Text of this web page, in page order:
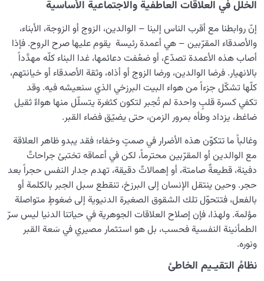
الخلل في العلاقات العاطفية والاجتماعية الأساسية
إنّ روابطنا مع أقرب الناس إلينا – الوالدين، الزوج أو الزوجة، الأبناء،
والأصدقاء المقرّبين – هي أعمدة رئيسة يقوم عليها صرح الروح. فإذا
أصاب هذه الأعمدة تصدّع، أو ضعُفت دعائمها، غدا البناء كلّه مهدَّداً
بالانهيار. فرضا الوالدين، ورضا الزوج أو أذاه، وثقة الأصدقاء أو خيانتهم،
كلّها تشكّل جزءاً من هواء البيت البرزخي الذي سنعيشه فيه. وقد
تكفي كسرة قلبٍ واحدة لم تُجبر لتكون كثغرة يتسلّل منها هواءٌ ثقيل
ضاغط، يزداد وطأه بمرور الزمن، حتى يضيّق فضاء القبر.
وغالباً ما تتكوّن هذه الأضرار في صمتٍ وخفاء؛ فقد يبدو ظاهر العلاقة
مع الوالدين أو المقرّبين محترماً، لكن في أعماقه تختبئ جراحاتٌ
دفينة، قطيعةٌ صامتة، أو إهمالاتٌ دقيقة، تهدم جدار النفس حجراً بعد
حجر. وحين ينتقل الإنسان إلى البرزخ، تنقطع سبل الجبر بالكلمة أو
بالفعل، فتتحوّل تلك الشقوق الصغيرة الدنيوية إلى ضغوطٍ متواصلة
مؤلمة. ولهذا، فإن إصلاح العلاقات الجوهرية في حياتنا الدنيا ليس سرّ
الطمأنينة النفسية فحسب، بل هو استثمار مصيري في سَعة القبر
ونوره.
نظامُ التقيـيم الخاطئ